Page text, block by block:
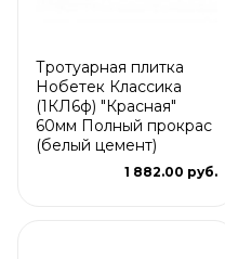
Тротуарная плитка
Нобетек Классика
(1КЛ6ф) "Красная"
60мм Полный прокрас
(белый цемент)
1 882.00 руб.